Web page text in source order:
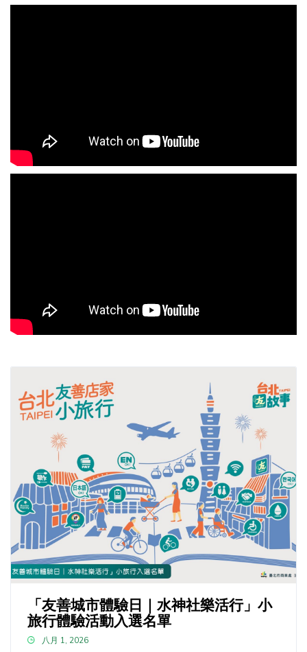
「友善城市體驗日｜水神社樂活行」小
旅行體驗活動入選名單
八月 1, 2026